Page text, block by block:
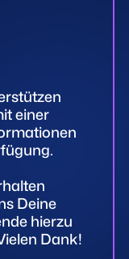
einer
Deine
hierzu
Dank!